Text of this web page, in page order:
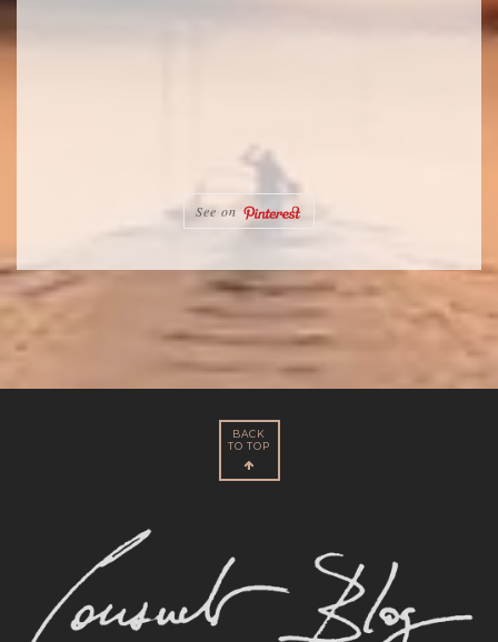
See on
BACK
TO TOP